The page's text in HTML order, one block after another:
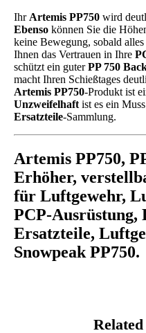
Ihr Artemis PP750 wird
Ebenso können Sie die
keine Bewegung, sobald
Ihnen das Vertrauen in Ihre
schützt ein guterPP 750
macht Ihren Schießtages
Artemis PP750-Produkt ist
Unzweifelhaft ist es ein
Ersatzteile-Sammlung.
Artemis PP750,
Erhöher,
für Luftgewehr,
PCP-Ausrüstung,
Ersatzteile,
Snowpeak PP750.